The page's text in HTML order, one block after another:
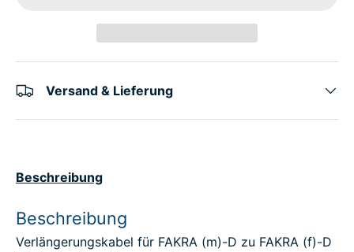
Versand & Lieferung
Beschreibung
Beschreibung
Verlängerungskabel für FAKRA (m)-D zu FAKRA (f)-D